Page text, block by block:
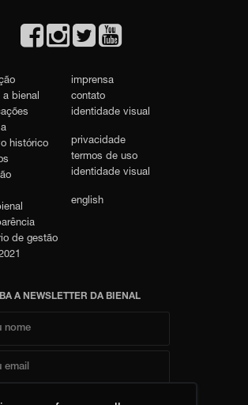
a bienal
histórico
de gestão
imprensa
contato
identidade visual
privacidade
termos de uso
identidade visual
english
A NEWSLETTER DA BIENAL